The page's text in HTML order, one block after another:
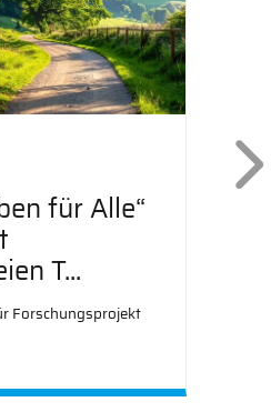
für Alle“
T...
Forschungsprojekt